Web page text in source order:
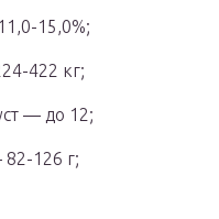
15,0%;
422 кг;
— до 12;
126 г;